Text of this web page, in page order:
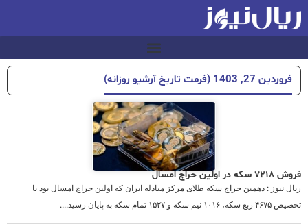
فروردین 27, 1403 (فرمت تاریخ آرشیو روزانه)
فروش ۷۲۱۸ سکه در اولین حراج امسال
ریال نیوز : دهمین حراج سکه طلای مرکز مبادله ایران که اولین حراج امسال بود با
تخصیص ۴۶۷۵ ربع سکه، ۱۰۱۶ نیم سکه و ۱۵۲۷ تمام سکه به پایان رسید....